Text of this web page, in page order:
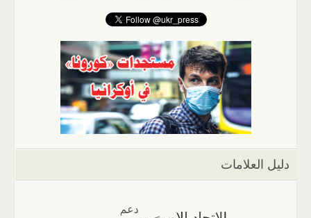
دليل العلامات